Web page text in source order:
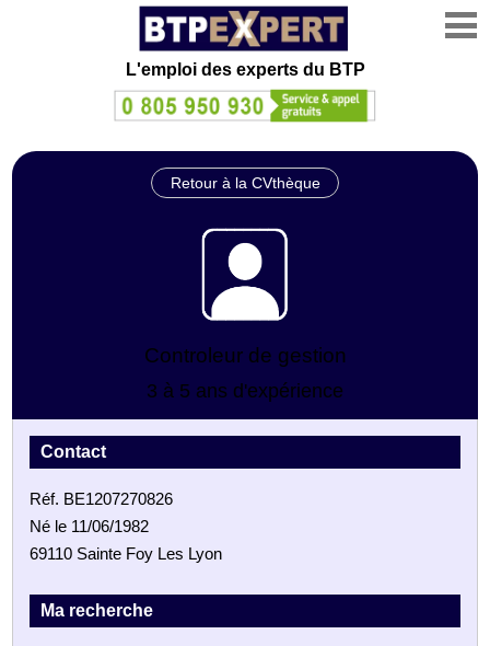
L'emploi des experts du BTP
Retour à la CVthèque
Controleur de gestion
3 à 5 ans d'expérience
Contact
Réf. BE1207270826
Né le 11/06/1982
69110 Sainte Foy Les Lyon
Ma recherche